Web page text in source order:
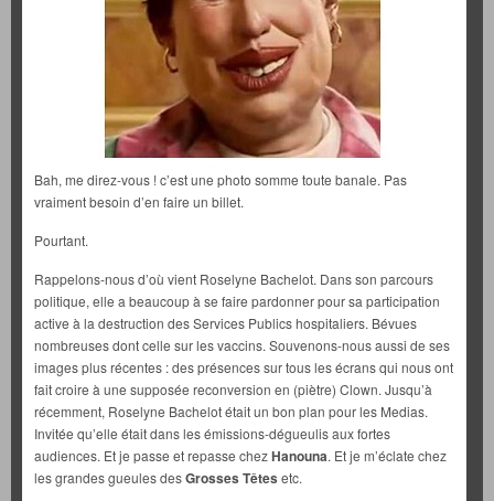
Bah, me direz-vous ! c’est une photo somme toute banale. Pas
vraiment besoin d’en faire un billet.
Pourtant.
Rappelons-nous d’où vient Roselyne Bachelot. Dans son parcours
politique, elle a beaucoup à se faire pardonner pour sa participation
active à la destruction des Services Publics hospitaliers. Bévues
nombreuses dont celle sur les vaccins. Souvenons-nous aussi de ses
images plus récentes : des présences sur tous les écrans qui nous ont
fait croire à une supposée reconversion en (piètre) Clown. Jusqu’à
récemment, Roselyne Bachelot était un bon plan pour les Medias.
Invitée qu’elle était dans les émissions-dégueulis aux fortes
audiences. Et je passe et repasse chezHanouna. Et je m’éclate chez
les grandes gueules desGrosses Têtes etc.